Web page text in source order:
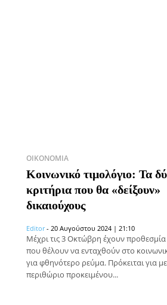
ΟΙΚΟΝΟΜΊΑ
Κοινωνικό τιμολόγιο: Τα
κριτήρια που θα «δείξουν»
δικαιούχους
Editor - 20 Αυγούστου 2024 | 21:10
Μέχρι τις 3 Οκτώβρη έχουν προθεσμία
που θέλουν να ενταχθούν στο
για φθηνότερο ρεύμα. Πρόκειται για
περιθώριο προκειμένου...